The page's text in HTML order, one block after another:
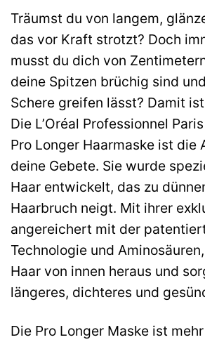
Träumst du von langem,
das vor Kraft strotzt? Doch
musst du dich von
deine Spitzen brüchig sind
Schere greifen lässt? Damit
Die L’Oréal Professionnel
Pro Longer Haarmaske ist die
deine Gebete. Sie wurde
Haar entwickelt, das zu
Haarbruch neigt. Mit ihrer
angereichert mit der
Technologie und
Haar von innen heraus und
längeres, dichteres und
Die Pro Longer Maske ist